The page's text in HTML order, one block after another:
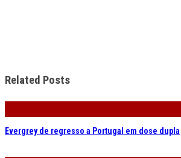
Related Posts
Evergrey de regresso a Portugal em dose dupla